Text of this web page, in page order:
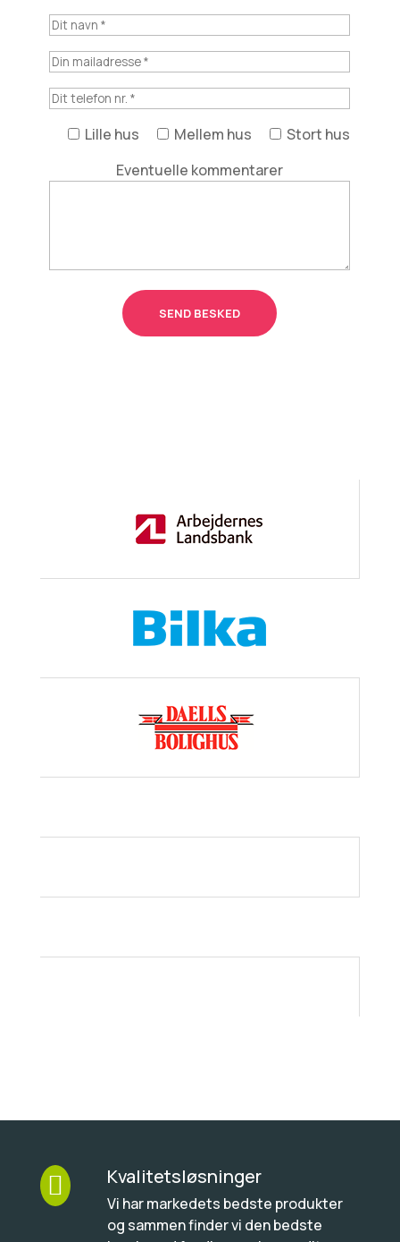
Lille hus Mellem hus
Stort hus
Eventuelle kommentarer
SEND BESKED
 Kvalitetsløsninger
Vi har markedets bedste produkter
og sammen finder vi den bedste